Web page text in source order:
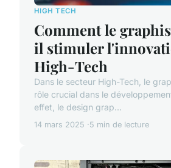
HIGH TECH
Comment le
il stimuler
High-Tech
Dans le secteur High-Tech, le
rôle crucial dans le
effet, le design grap...
14 mars 2025 5 min de lecture